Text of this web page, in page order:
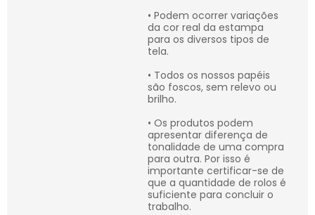
• Podem ocorrer variações
da cor real da estampa
para os diversos tipos de
tela.
• Todos os nossos papéis
são foscos, sem relevo ou
brilho.
• Os produtos podem
apresentar diferença de
tonalidade de uma compra
para outra. Por isso é
importante certificar-se de
que a quantidade de rolos é
suficiente para concluir o
trabalho.